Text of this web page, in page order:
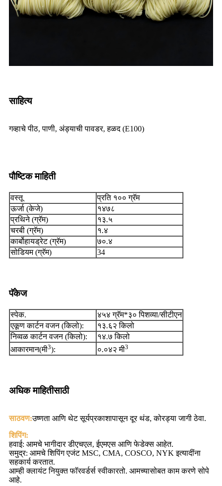
साहित्य
गव्हाचे पीठ, पाणी, अंड्याची पावडर, हळद (E100)
पौष्टिक माहिती
वस्तू
प्रति १०० ग्रॅम
ऊर्जा (केजे)
१४७८
प्रथिने (ग्रॅम)
१३.५
चरबी (ग्रॅम)
१.४
कार्बोहायड्रेट (ग्रॅम)
७०.४
सोडियम (ग्रॅम)
34
पॅकेज
स्पेक.
४५४ ग्रॅम*३० पिशव्या/सीटीएन
एकूण कार्टन वजन (किलो):
१३.६२ किलो
निव्वळ कार्टन वजन (किलो):
१४.७ किलो
आकारमान(मी3): ०.०४२ मी3
अधिक माहितीसाठी
साठवण:उष्णता आणि थेट सूर्यप्रकाशापासून दूर थंड, कोरड्या जागी ठेवा.
शिपिंग:
हवाई: आमचे भागीदार डीएचएल, ईएमएस आणि फेडेक्स आहेत.
समुद्र: आमचे शिपिंग एजंट MSC, CMA, COSCO, NYK इत्यादींना
सहकार्य करतात.
आम्ही क्लायंट नियुक्त फॉरवर्डर्स स्वीकारतो. आमच्यासोबत काम करणे सोपे
आहे.